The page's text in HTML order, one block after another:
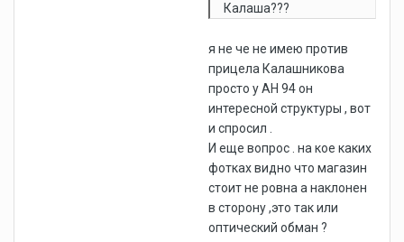
Калаша???
я не че не имею против
прицела Калашникова
просто у АН 94 он
интересной структуры , вот
и спросил .
И еще вопрос . на кое каких
фотках видно что магазин
стоит не ровна а наклонен
в сторону ,это так или
оптический обман ?